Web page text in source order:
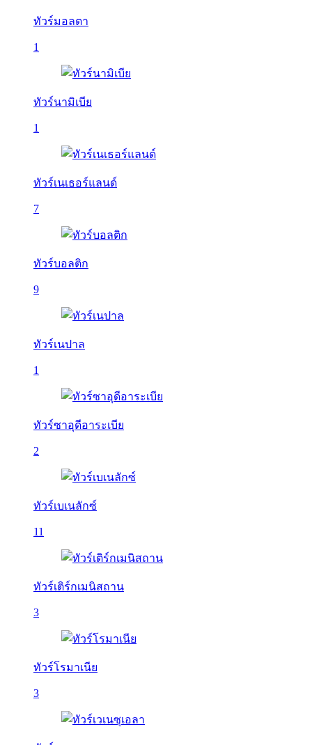
ทัวร์มอลตา
1
ทัวร์นามิเบีย
1
ทัวร์เนเธอร์แลนด์
7
ทัวร์บอลติก
9
ทัวร์เนปาล
1
ทัวร์ซาอุดีอาระเบีย
2
ทัวร์เบเนลักซ์
11
ทัวร์เติร์กเมนิสถาน
3
ทัวร์โรมาเนีย
3